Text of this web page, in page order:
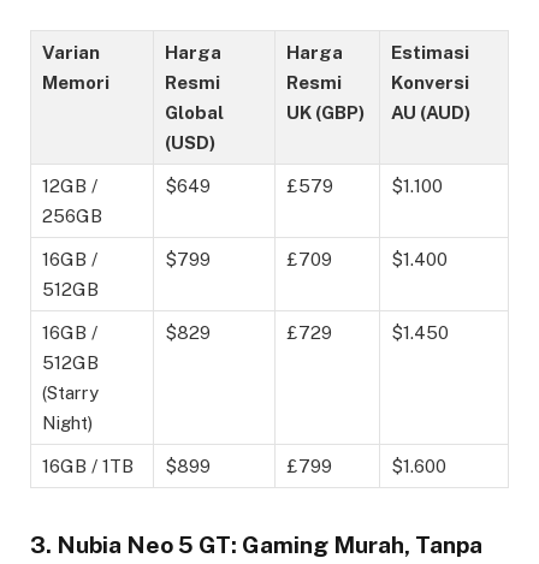
Varian
Memori
Harga
Resmi
Global
(USD)
Harga
Resmi
UK (GBP)
Estimasi
Konversi
AU (AUD)
12GB /
256GB
$649 £579 $1.100
16GB /
512GB
$799 £709 $1.400
16GB /
512GB
(Starry
Night)
$829 £729 $1.450
16GB / 1TB $899 £799 $1.600
3. Nubia Neo 5 GT: Gaming Murah, Tanpa